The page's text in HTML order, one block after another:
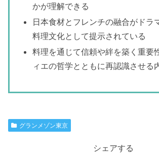
かが理解できる
日本食材とフレンチの融合がドラ
料理文化として提示されている
料理を通じて信頼や絆を築く重要
ィエの哲学とともに再認識させる
グランメゾン東京
シェアする